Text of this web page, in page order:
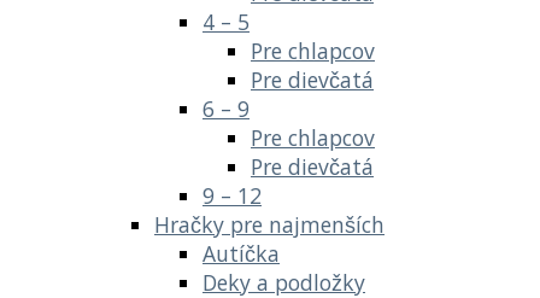
4 – 5
Pre chlapcov
Pre dievčatá
6 – 9
Pre chlapcov
Pre dievčatá
9 – 12
Hračky pre najmenších
Autíčka
Deky a podložky